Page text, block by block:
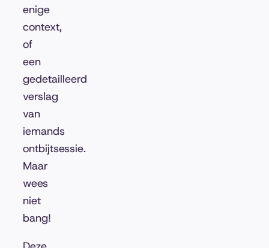
enige
context,
of
een
gedetailleerd
verslag
van
iemands
ontbijtsessie.
Maar
wees
niet
bang!